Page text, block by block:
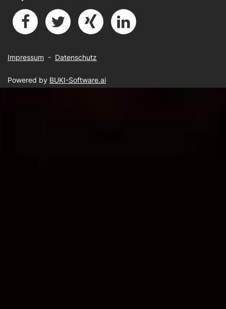
Impressum - Datenschutz
Powered by BUKI-Software.ai